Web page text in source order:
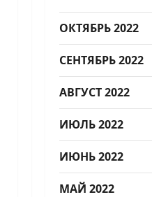
ОКТЯБРЬ 2022
СЕНТЯБРЬ 2022
АВГУСТ 2022
ИЮЛЬ 2022
ИЮНЬ 2022
МАЙ 2022